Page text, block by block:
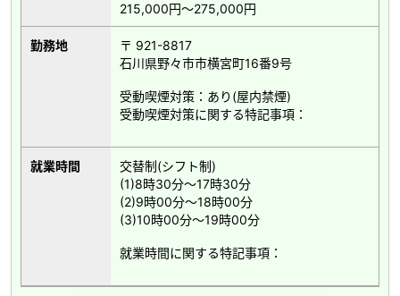
215,000円～275,000円
勤務地
〒 921-8817
石川県野々市市横宮町16番9号
受動喫煙対策：あり(屋内禁煙)
受動喫煙対策に関する特記事項：
就業時間
交替制(シフト制)
(1)8時30分～17時30分
(2)9時00分～18時00分
(3)10時00分～19時00分
就業時間に関する特記事項：